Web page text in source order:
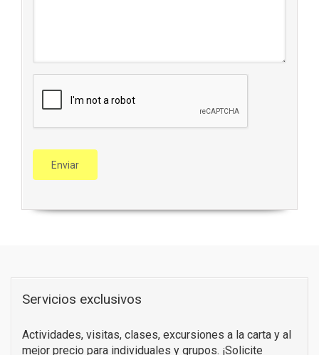
Servicios exclusivos
Actividades, visitas, clases, excursiones a la carta y al
mejor precio para individuales y grupos. ¡Solicite